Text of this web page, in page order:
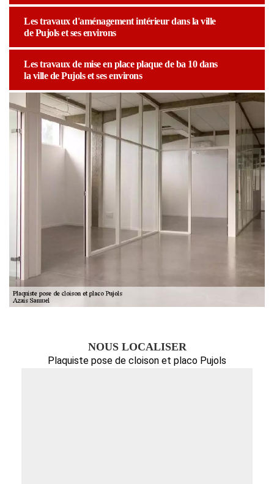
Les travaux d'aménagement intérieur dans la ville
de Pujols et ses environs
Les travaux de mise en place plaque de ba 10 dans
la ville de Pujols et ses environs
NOUS LOCALISER
Plaquiste pose de cloison et placo Pujols